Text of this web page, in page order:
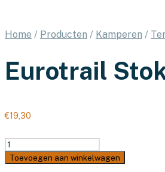
Home / Producten / Kamperen /
Eurotrail
€19,30
Eurotrail
Stokkenset
Fiber
Toevoegen aan winkelwagen